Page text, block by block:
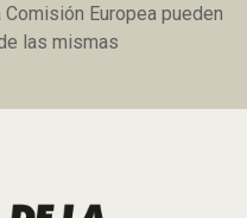
Comisión Europea pueden
las mismas